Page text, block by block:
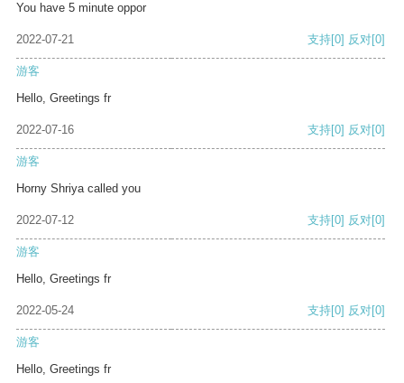
You have 5 minute oppor
2022-07-21 支持[0] 反对[0]
游客
Hello, Greetings fr
2022-07-16 支持[0] 反对[0]
游客
Horny Shriya called you
2022-07-12 支持[0] 反对[0]
游客
Hello, Greetings fr
2022-05-24 支持[0] 反对[0]
游客
Hello, Greetings fr